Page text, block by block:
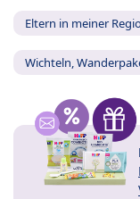
Eltern in meiner
Wichteln,